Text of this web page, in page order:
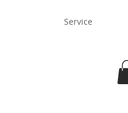
Service